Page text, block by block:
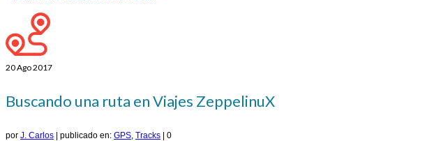
20Ago 2017
Buscando una ruta en Viajes ZeppelinuX
por J. Carlos | publicado en: GPS Tracks | 0